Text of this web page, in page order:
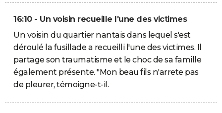
16:10 - Un voisin recueille l'une des victimes
Un voisin du quartier nantais dans lequel s'est
déroulé la fusillade a recueilli l'une des victimes. Il
partage son traumatisme et le choc de sa famille
également présente. "Mon beau fils n'arrete pas
de pleurer, témoigne-t-il.